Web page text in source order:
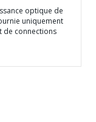
optique de
uniquement
de connections